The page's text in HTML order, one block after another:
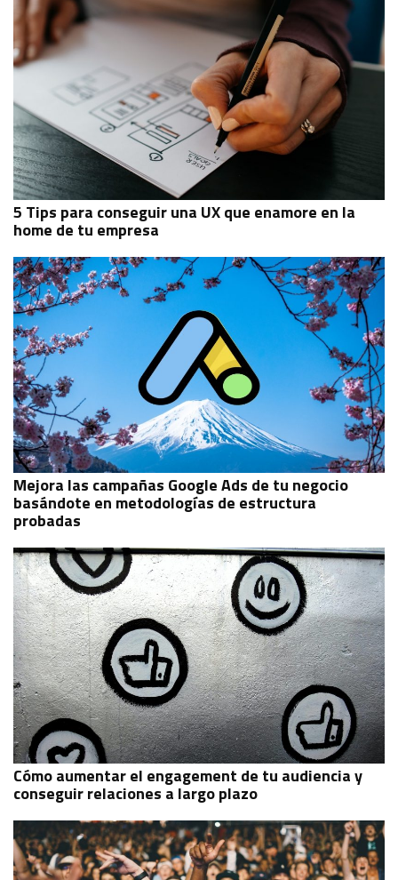
5 Tips para conseguir una UX que enamore en la
home de tu empresa
Mejora las campañas Google Ads de tu negocio
basándote en metodologías de estructura
probadas
Cómo aumentar el engagement de tu audiencia y
conseguir relaciones a largo plazo